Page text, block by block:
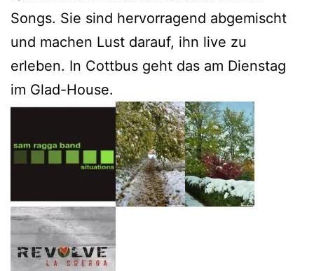
Songs. Sie sind hervorragend abgemischt
und machen Lust darauf, ihn live zu
erleben. In Cottbus geht das am Dienstag
im Glad-House.